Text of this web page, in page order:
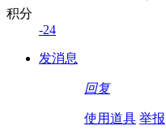
积分
-24
发消息
回复
使用道具 举报